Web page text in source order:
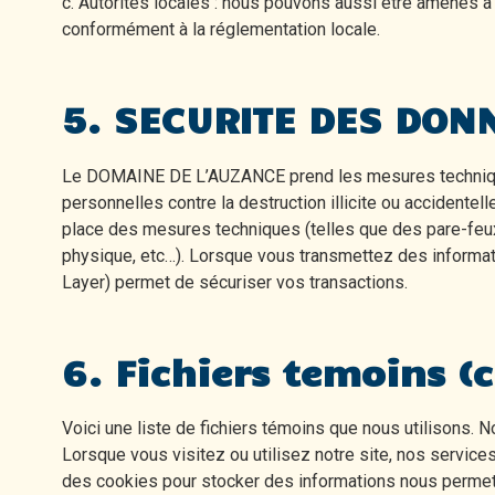
conformément à la réglementation locale.
5. SECURITE DES
Le DOMAINE DE L’AUZANCE prend les mesures
personnelles contre la destruction illicite ou
place des mesures techniques (telles que des pare-
physique, etc…). Lorsque vous transmettez des
Layer) permet de sécuriser vos transactions.
6. Fichiers temoins
Voici une liste de fichiers témoins que nous utilisons.
Lorsque vous visitez ou utilisez notre site, nos
des cookies pour stocker des informations nous